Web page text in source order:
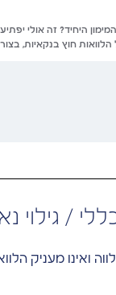
היחיד? זה אולי
הלוואות חוץ בנקאיות,
/ גילוי
ואינו מעניק